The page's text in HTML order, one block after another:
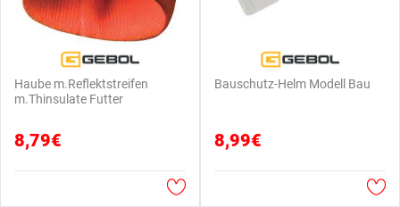
Haube m.Reflektstreifen
m.Thinsulate Futter
8,79€
Bauschutz-Helm Modell Bau
8,99€